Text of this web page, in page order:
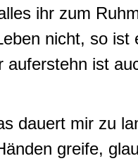
ihr zum
nicht, so ist
auferstehn ist
dauert mir zu
greife,